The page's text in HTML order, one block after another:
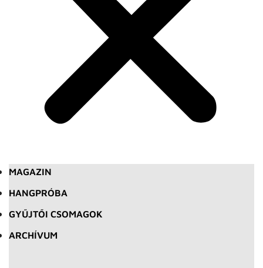
MAGAZIN
HANGPRÓBA
GYŰJTŐI CSOMAGOK
ARCHÍVUM